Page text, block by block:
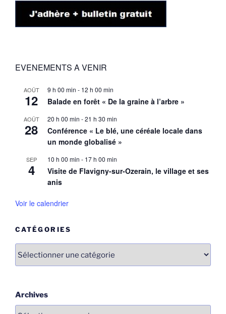
EVENEMENTS A VENIR
AOÛT
12
9 h 00 min - 12 h 00 min
Balade en forêt « De la graine à l’arbre »
AOÛT
28
20 h 00 min -21 h 30 min
Conférence « Le blé, une céréale locale dans
un monde globalisé »
SEP
4
10 h 00 min - 17 h 00 min
Visite de Flavigny-sur-Ozerain, le village et ses
anis
Voir le calendrier
CATÉGORIES
Archives